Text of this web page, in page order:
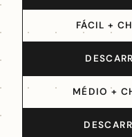
FÁCIL +
MÉDIO +